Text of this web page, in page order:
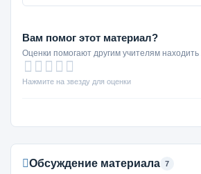
Вам помог этот материал?
Оценки помогают другим учителям
Нажмите на звезду для оценки
Обсуждение материала 7